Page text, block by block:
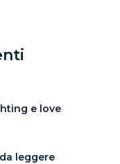
e love
leggere